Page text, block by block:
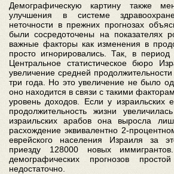
Демографическую картину также
улучшения в системе
неточности в прежних прогнозах
были сосредоточены на показателях
важные факторы как изменения в
просто игнорировались. Так, в
Центральное статистическое бюро
увеличение средней
три года. Но это увеличение не было
оно находится в связи с такими
уровень доходов. Если у израильских
продолжительность жизни
израильских арабов она выросла
расхождение эквивалентно 2-
еврейского населения Израиля за
приезду 128000 новых
демографических прогнозов
недостаточно.